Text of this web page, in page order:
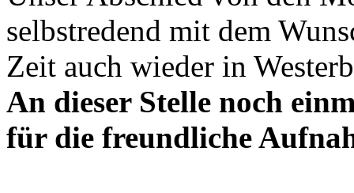
selbstredend mit dem
Zeit auch wieder in
An dieser Stelle noch
für die freundliche